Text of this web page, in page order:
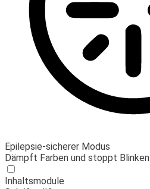
Epilepsie-sicherer Modus
Dämpft Farben und stoppt Blinken
Inhaltsmodule